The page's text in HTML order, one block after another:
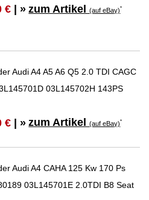
€ | » zum Artikel(auf eBay)*
Audi A4 A5 A6 Q5 2.0 TDI CAGC
03L145702H 143PS
€ | » zum Artikel(auf eBay)*
Audi A4 CAHA 125 Kw 170 Ps
03L145701E 2.0TDI B8 Seat